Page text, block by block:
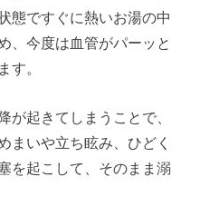
態ですぐに熱いお湯の中
、今度は血管がパーッと
す。
が起きてしまうことで、
まいや立ち眩み、ひどく
を起こして、そのまま溺